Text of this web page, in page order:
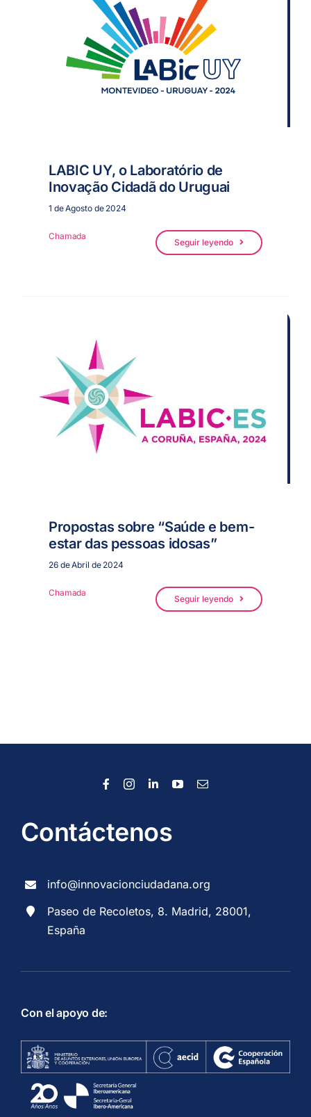
LABIC UY, o Laboratório de
Inovação Cidadã do Uruguai
1 de Agosto de 2024
Chamada
Seguir leyendo
Propostas sobre “Saúde e bem-
estar das pessoas idosas”
26 de Abril de 2024
Chamada
Seguir leyendo
Contáctenos
info@innovacionciudadana.org
Paseo de Recoletos, 8. Madrid, 28001,
España
Con el apoyo de: